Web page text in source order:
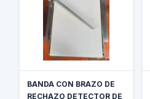
BANDA CON BRAZO DE
RECHAZO DETECTOR DE